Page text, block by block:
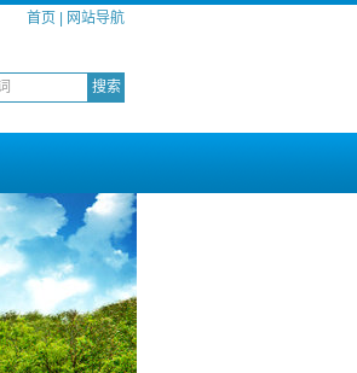
首页 网站导航